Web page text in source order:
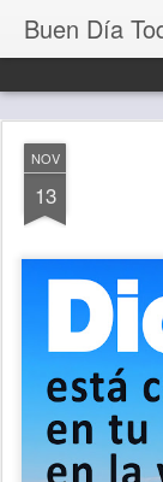
Buen Día
NOV
13